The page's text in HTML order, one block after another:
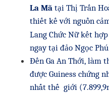
La Mã tại Thị Trấn
thiết kế với nguồn
Lang Chức Nữ kết
ngay tại đảo Ngọc
Đến Ga An Thới, làm
được Guiness chứng
nhất thế giới